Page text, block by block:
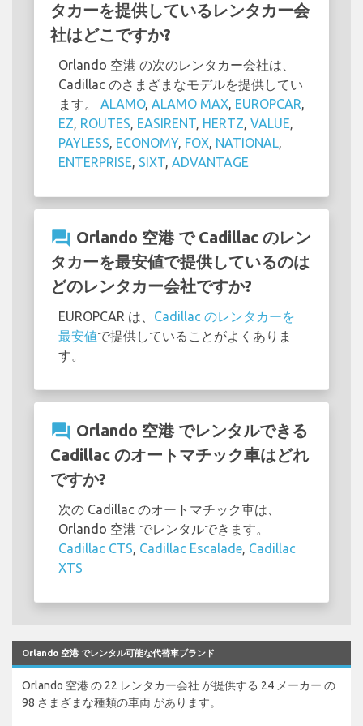
タカーを提供しているレンタカー会
社はどこですか?
Orlando 空港 の次のレンタカー会社は、
Cadillac のさまざまなモデルを提供してい
ます。 ALAMO, ALAMO MAX EUROPCAR
EZ ROUTES EASIRENT HERTZ VALUE
PAYLESS ECONOMY, FOX NATIONAL
ENTERPRISE SIXT ADVANTAGE
question_answer Orlando 空港 で Cadillac のレン
タカーを最安値で提供しているのは
どのレンタカー会社ですか?
EUROPCAR は、 Cadillac のレンタカーを
最安値で提供していることがよくありま
す。
question_answer Orlando 空港 でレンタルできる
Cadillac のオートマチック車はどれ
ですか?
次の Cadillac のオートマチック車は、
Orlando 空港 でレンタルできます。
Cadillac CTS Cadillac Escalade Cadillac
XTS
Orlando 空港 でレンタル可能な代替車ブランド
Orlando 空港 の 22 レンタカー会社 が提供する 24 メーカー の
98 さまざまな種類の車両 があります。